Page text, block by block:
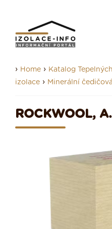
› Home › Katalog
izolace › Minerální
ROCKWOOL,